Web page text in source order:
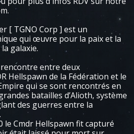
[ TGNO Corp ] est un
qui œuvre pour la paix et la
galaxie.
entre deux
Hellspawn de la Fédération et le
qui se sont rencontrés en
batailles d’Alioth, système
des guerres entre la
le Cmdr Hellspawn fit capturé